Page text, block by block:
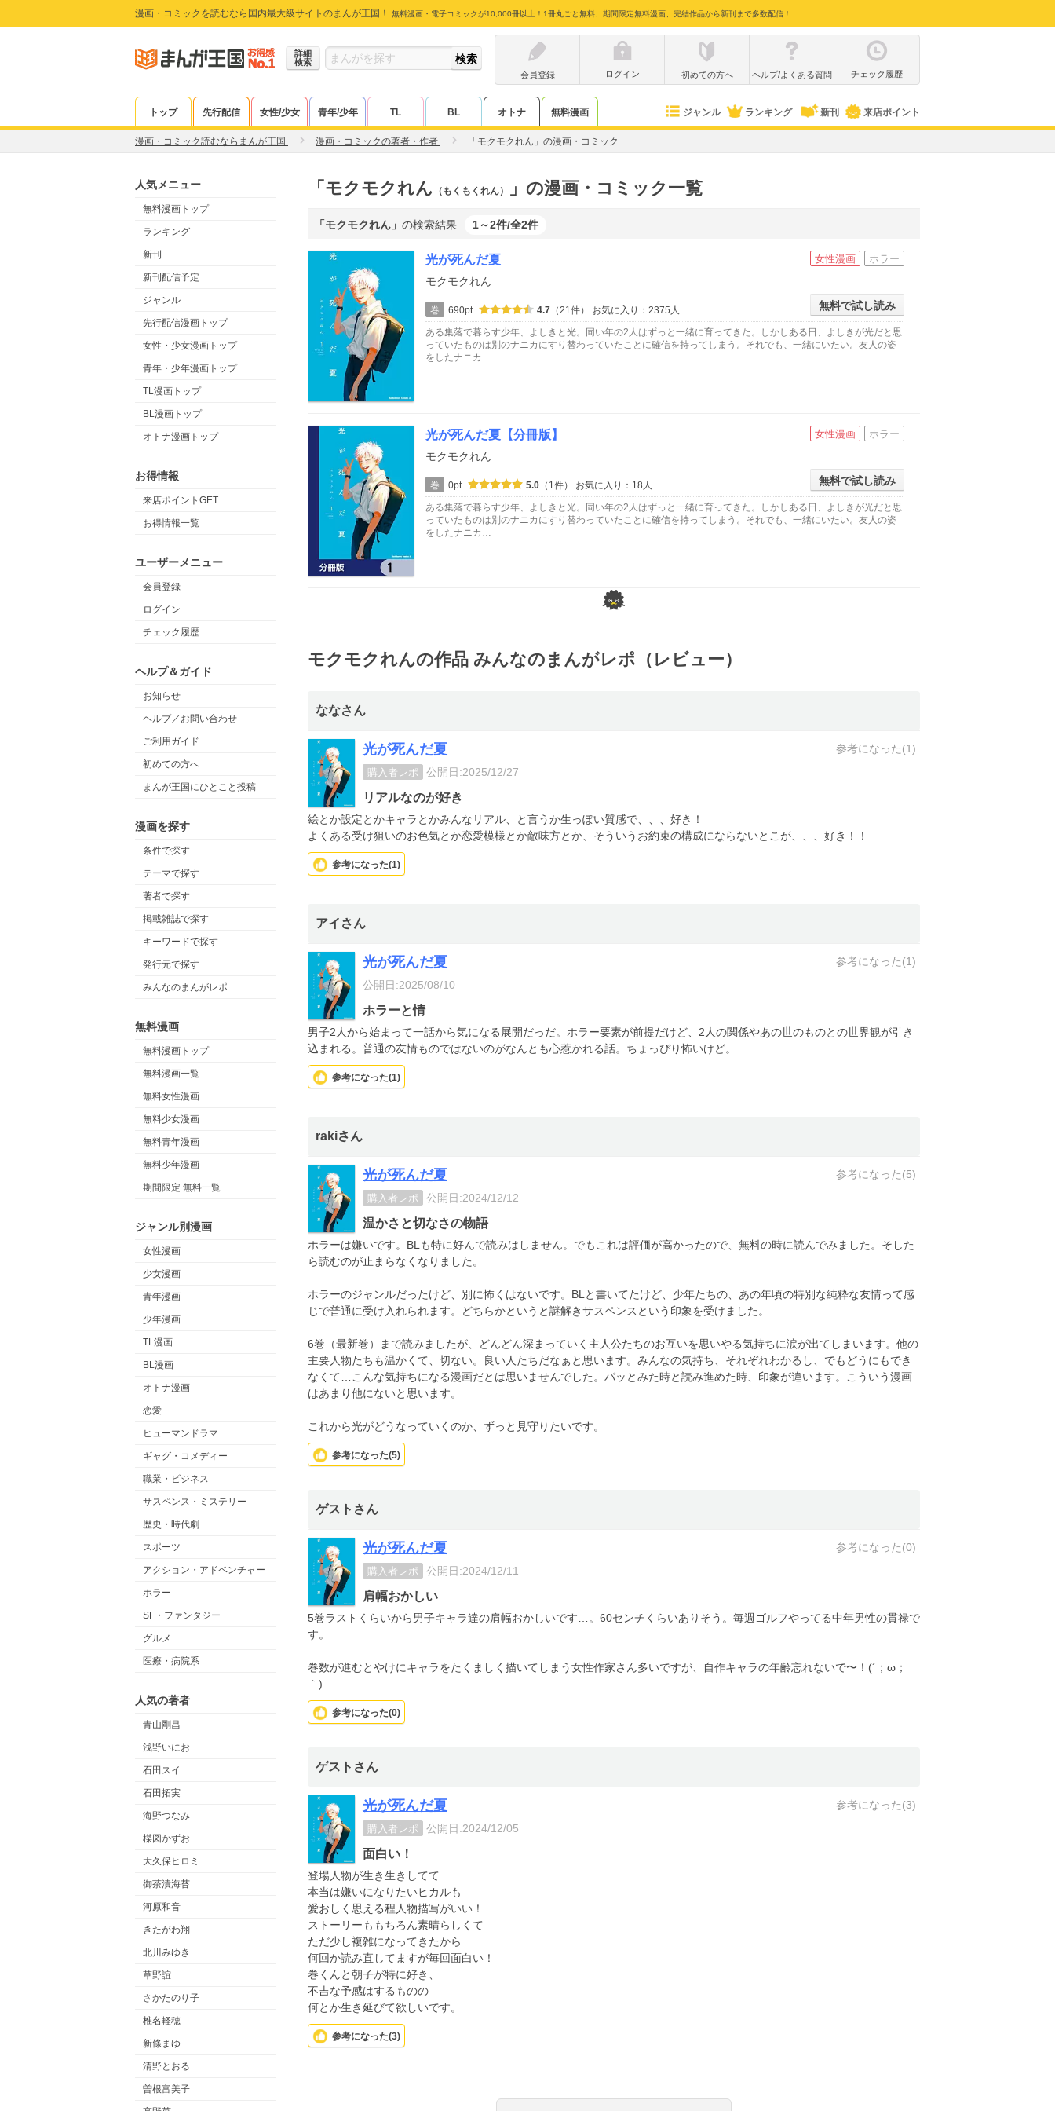
漫画・コミックを読むなら国内最大級サイトのまんが王国！ 無料漫画・電子コミックが10,000冊以上！1冊丸ごと無料、期間限定無料漫画、完結作品から新刊まで多数配信！
詳細
検索
会員登録
ログイン 初めての方へ ヘルプ/よくある質問 チェック履歴
トップ 先行配信 女性/少女 青年/少年 TL BL オトナ 無料漫画 ジャンル ランキング 新刊 来店ポイント
漫画・コミック読むならまんが王国 漫画・コミックの著者・作者 「モクモクれん」の漫画・コミック
人気メニュー
無料漫画トップ
ランキング
新刊
新刊配信予定
ジャンル
先行配信漫画トップ
女性・少女漫画トップ
青年・少年漫画トップ
TL漫画トップ
BL漫画トップ
オトナ漫画トップ
お得情報
来店ポイントGET
お得情報一覧
ユーザーメニュー
会員登録
ログイン
チェック履歴
ヘルプ＆ガイド
お知らせ
ヘルプ／お問い合わせ
ご利用ガイド
初めての方へ
まんが王国にひとこと投稿
漫画を探す
条件で探す
テーマで探す
著者で探す
掲載雑誌で探す
キーワードで探す
発行元で探す
みんなのまんがレポ
無料漫画
無料漫画トップ
無料漫画一覧
無料女性漫画
無料少女漫画
無料青年漫画
無料少年漫画
期間限定 無料一覧
ジャンル別漫画
女性漫画
少女漫画
青年漫画
少年漫画
TL漫画
BL漫画
オトナ漫画
恋愛
ヒューマンドラマ
ギャグ・コメディー
職業・ビジネス
サスペンス・ミステリー
歴史・時代劇
スポーツ
アクション・アドベンチャー
ホラー
SF・ファンタジー
グルメ
医療・病院系
人気の著者
青山剛昌
浅野いにお
石田スイ
石田拓実
海野つなみ
楳図かずお
大久保ヒロミ
御茶漬海苔
河原和音
きたがわ翔
北川みゆき
草野誼
さかたのり子
椎名軽穂
新條まゆ
清野とおる
曽根富美子
「モクモクれん （もくもくれん） 」の漫画・コミック一覧
「モクモクれん」 の検索結果 1～2件/全2件
女性漫画 ホラー
光が死んだ夏
モクモクれん
無料で試し読み
巻 690pt 4.7 （21件）
お気に入り：2375人
ある集落で暮らす少年、よしきと光。同い年の2人はずっと一緒に育ってきた。しかしある日、よしきが光だと思
っていたものは別のナニカにすり替わっていたことに確信を持ってしまう。それでも、一緒にいたい。友人の姿
をしたナニカ…
女性漫画 ホラー
光が死んだ夏【分冊版】
モクモクれん
無料で試し読み
巻 0pt 5.0 （1件）
お気に入り：18人
ある集落で暮らす少年、よしきと光。同い年の2人はずっと一緒に育ってきた。しかしある日、よしきが光だと思
っていたものは別のナニカにすり替わっていたことに確信を持ってしまう。それでも、一緒にいたい。友人の姿
をしたナニカ…
モクモクれんの作品 みんなのまんがレポ（レビュー）
ななさん
光が死んだ夏
購入者レポ 公開日:2025/12/27
リアルなのが好き
参考になった(1)
絵とか設定とかキャラとかみんなリアル、と言うか生っぽい質感で、、、好き！
よくある受け狙いのお色気とか恋愛模様とか敵味方とか、そういうお約束の構成にならないとこが、、、好き！！
参考になった(1)
アイさん
光が死んだ夏
公開日:2025/08/10
ホラーと情
参考になった(1)
男子2人から始まって一話から気になる展開だっだ。ホラー要素が前提だけど、2人の関係やあの世のものとの世界観が引き
込まれる。普通の友情ものではないのがなんとも心惹かれる話。ちょっぴり怖いけど。
参考になった(1)
rakiさん
光が死んだ夏
購入者レポ 公開日:2024/12/12
温かさと切なさの物語
参考になった(5)
ホラーは嫌いです。BLも特に好んで読みはしません。でもこれは評価が高かったので、無料の時に読んでみました。そした
ら読むのが止まらなくなりました。
ホラーのジャンルだったけど、別に怖くはないです。BLと書いてたけど、少年たちの、あの年頃の特別な純粋な友情って感
じで普通に受け入れられます。どちらかというと謎解きサスペンスという印象を受けました。
6巻（最新巻）まで読みましたが、どんどん深まっていく主人公たちのお互いを思いやる気持ちに涙が出てしまいます。他の
主要人物たちも温かくて、切ない。良い人たちだなぁと思います。みんなの気持ち、それぞれわかるし、でもどうにもでき
なくて…こんな気持ちになる漫画だとは思いませんでした。パッとみた時と読み進めた時、印象が違います。こういう漫画
はあまり他にないと思います。
これから光がどうなっていくのか、ずっと見守りたいです。
参考になった(5)
ゲストさん
光が死んだ夏
購入者レポ 公開日:2024/12/11
肩幅おかしい
参考になった(0)
5巻ラストくらいから男子キャラ達の肩幅おかしいです…。60センチくらいありそう。毎週ゴルフやってる中年男性の貫禄で
す。
巻数が進むとやけにキャラをたくましく描いてしまう女性作家さん多いですが、自作キャラの年齢忘れないで〜！(´；ω；
｀)
参考になった(0)
ゲストさん
光が死んだ夏
購入者レポ 公開日:2024/12/05
面白い！
参考になった(3)
登場人物が生き生きしてて
本当は嫌いになりたいヒカルも
愛おしく思える程人物描写がいい！
ストーリーももちろん素晴らしくて
ただ少し複雑になってきたから
何回か読み直してますが毎回面白い！
巻くんと朝子が特に好き、
不吉な予感はするものの
何とか生き延びて欲しいです。
参考になった(3)